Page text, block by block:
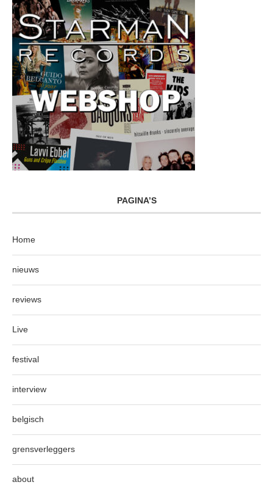
PAGINA’S
Home
nieuws
reviews
Live
festival
interview
belgisch
grensverleggers
about